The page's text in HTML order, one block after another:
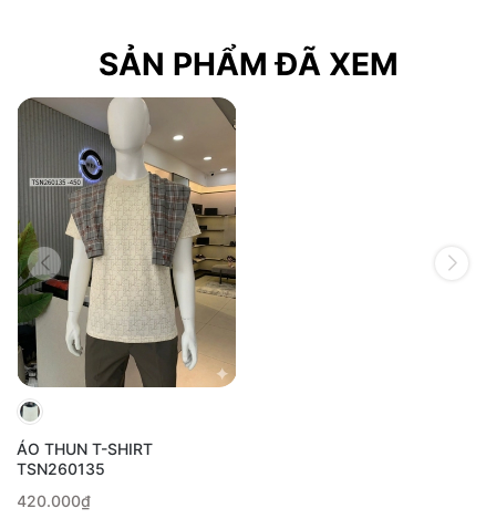
SẢN PHẨM ĐÃ XEM
ÁO THUN T-SHIRT
TSN260135
420.000₫